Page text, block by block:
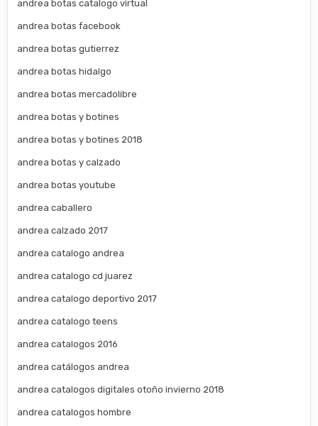
andrea botas catalogo virtual
andrea botas facebook
andrea botas gutierrez
andrea botas hidalgo
andrea botas mercadolibre
andrea botas y botines
andrea botas y botines 2018
andrea botas y calzado
andrea botas youtube
andrea caballero
andrea calzado 2017
andrea catalogo andrea
andrea catalogo cd juarez
andrea catalogo deportivo 2017
andrea catalogo teens
andrea catalogos 2016
andrea catálogos andrea
andrea catalogos digitales otoño invierno 2018
andrea catalogos hombre